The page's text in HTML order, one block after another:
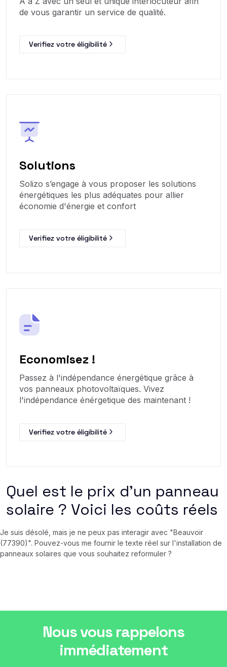
de vous garantir un service de qualité.
Verifiez votre éligibilité
Solutions
Solizo s’engage à vous proposer les solutions
énergétiques les plus adéquates pour allier
économie d'énergie et confort
Verifiez votre éligibilité
Economisez !
Passez à l'indépendance énergétique grâce à
vos panneaux photovoltaïques. Vivez
l'indépendance énérgetique des maintenant !
Verifiez votre éligibilité
Quel est le prix d'un panneau
solaire ? Voici les coûts réels
Je suis désolé, mais je ne peux pas interagir avec "Beauvoir
(77390)". Pouvez-vous me fournir le texte réel sur l'installation de
panneaux solaires que vous souhaitez reformuler ?
Nous vous rappelons
immédiatement